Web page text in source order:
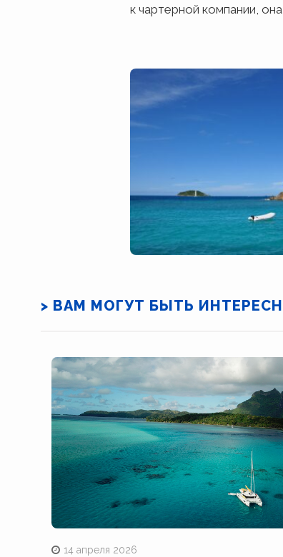
к чартерной компании,
> ВАМ МОГУТ БЫТЬ
14 апреля 2026